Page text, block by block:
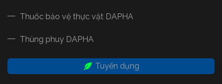
Thuốc bảo vệ thực vật DAPHA
Thùng phuy DAPHA
Tuyển dụng